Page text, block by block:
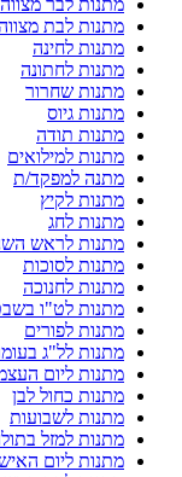
מתנות לבר מצווה
מתנות לבת
מתנות לחינה
מתנות לחתונה
מתנות שחרור
מתנות גיוס
מתנות תודה
מתנות למילואים
מתנה למפקד/ת
מתנות לקיץ
מתנות לחג
מתנות לראש
מתנות לסוכות
מתנות לחנוכה
מתנות לט"ו
מתנות לפורים
מתנות לל"ג
מתנות ליום
מתנות כחול לבן
מתנות לשבועות
מתנות למזל
מתנות ליום